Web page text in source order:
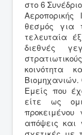
στο 6 Συνέδριο
θεσμός για
τελευταία
διεθνές
κοινότητα
Βιομηχανιών.
Εμείς που
είτε ως
απόψεις και